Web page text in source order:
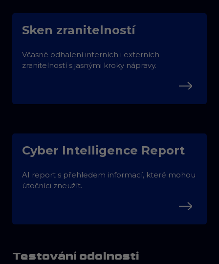
Sken zranitelností
Včasné odhalení interních i externích
zranitelností s jasnými kroky nápravy.
Cyber Intelligence Report
AI report s přehledem informací, které mohou
útočníci zneužít.
Testování odolnosti